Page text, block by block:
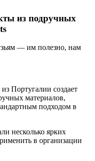
из подручных
— им полезно, нам
из Португалии создает
материалов,
подходом в
несколько ярких
в организации